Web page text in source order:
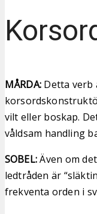
MÅRDA:Detta verb
vilt eller boskap.
våldsam handling
SOBEL:Även om
ledtråden är
frekventa orden i